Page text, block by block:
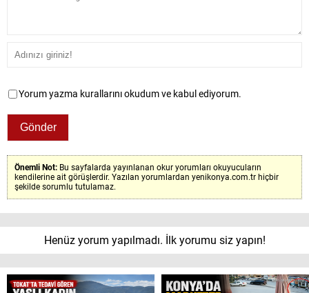
Yorum yazma kurallarını okudum ve kabul ediyorum.
Önemli Not: Bu sayfalarda yayınlanan okur yorumları okuyucuların
kendilerine ait görüşlerdir. Yazılan yorumlardan yenikonya.com.tr hiçbir
şekilde sorumlu tutulamaz.
Henüz yorum yapılmadı. İlk yorumu siz yapın!